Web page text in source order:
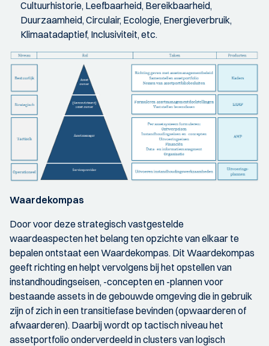
Cultuurhistorie, Leefbaarheid, Bereikbaarheid,
Duurzaamheid, Circulair, Ecologie, Energieverbruik,
Klimaatadaptief, Inclusiviteit, etc.
Waardekompas
Door voor deze strategisch vastgestelde
waardeaspecten het belang ten opzichte van elkaar te
bepalen ontstaat een Waardekompas. Dit Waardekompas
geeft richting en helpt vervolgens bij het opstellen van
instandhoudingseisen, -concepten en -plannen voor
bestaande assets in de gebouwde omgeving die in gebruik
zijn of zich in een transitiefase bevinden (opwaarderen of
afwaarderen). Daarbij wordt op tactisch niveau het
assetportfolio onderverdeeld in clusters van logisch